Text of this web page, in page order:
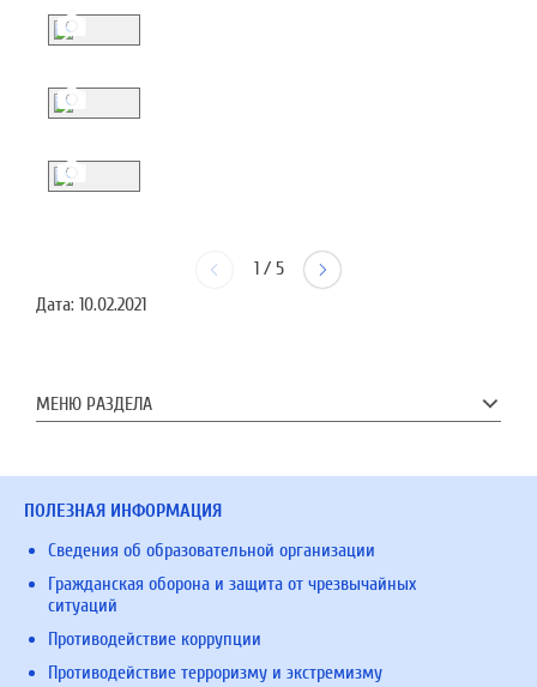
1/ 5
Дата: 10.02.2021
МЕНЮ РАЗДЕЛА
ПОЛЕЗНАЯ ИНФОРМАЦИЯ
Сведения об образовательной организации
Гражданская оборона и защита от чрезвычайных
ситуаций
Противодействие коррупции
Противодействие терроризму и экстремизму